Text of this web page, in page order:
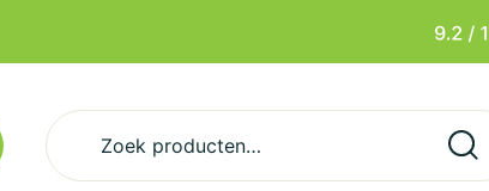
Zoeken
naar: